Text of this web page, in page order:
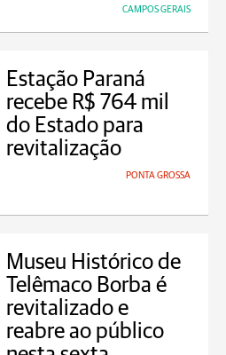
CAMPOS GERAIS
Estação Paraná
recebe R$ 764 mil
do Estado para
revitalização
PONTA GROSSA
Museu Histórico de
Telêmaco Borba é
revitalizado e
reabre ao público